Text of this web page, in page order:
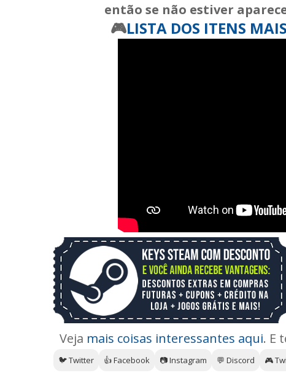
então se não estiver
🎮LISTA DOS ITENS
Veja mais coisas interessantes aqui. E
🐦 Twitter 👍 Facebook 📷 Instagram 💬 Discord 🎮